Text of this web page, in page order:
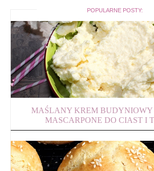
POPULARNE POSTY:
MAŚLANY KREM BUDYNIOWY
MASCARPONE DO CIAST I